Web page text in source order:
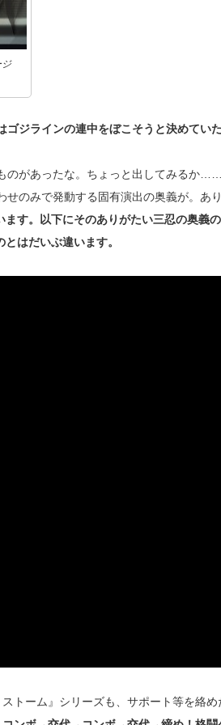
ゴジラインの連中をぼこそうと決めてい
のがあったな。ちょっと出してみるか
のみで発動する固有演出の奥義が。あ
す。以下にそのありがたい三忍の奥義
はだいぶ違います。
トーム』シリーズも、サポート等を絡め